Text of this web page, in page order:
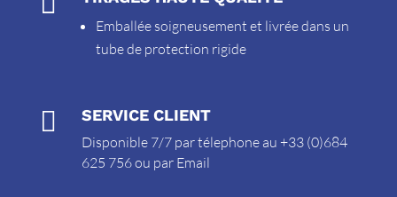
Emballée soigneusement et livrée dans un
tube de protection rigide
 SERVICE CLIENT
Disponible 7/7 par télephone au +33 (0)684
625 756 ou par Email